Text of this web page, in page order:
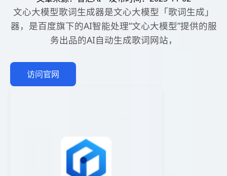
文心大模型歌词生成器是文心大模型「歌词生成」
器，是百度旗下的AI智能处理“文心大模型”提供的服
务出品的AI自动生成歌词网站，
访问官网